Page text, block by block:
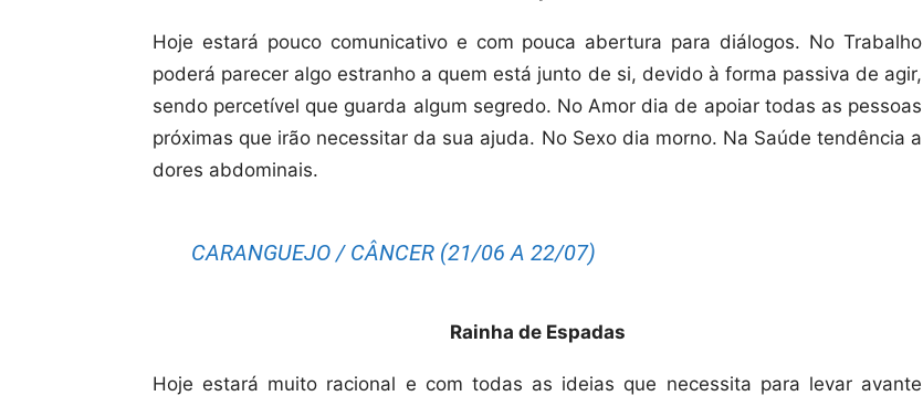
Hoje estará pouco comunicativo e com pouca abertura para diálogos. No Trabalho
poderá parecer algo estranho a quem está junto de si, devido à forma passiva de agir,
sendo percetível que guarda algum segredo. No Amor dia de apoiar todas as pessoas
próximas que irão necessitar da sua ajuda. No Sexo dia morno. Na Saúde tendência a
dores abdominais.
CARANGUEJO / CÂNCER (21/06 A 22/07)
Rainha de Espadas
Hoje estará muito racional e com todas as ideias que necessita para levar avante